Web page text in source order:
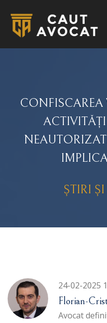
ȘTIRI
24-02-2025
Florian-
Avocat